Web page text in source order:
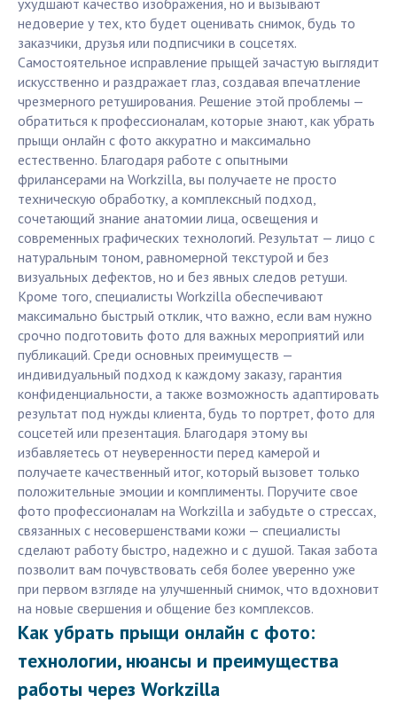
ухудшают качество изображения, но и вызывают
недоверие у тех, кто будет оценивать снимок, будь то
заказчики, друзья или подписчики в соцсетях.
Самостоятельное исправление прыщей зачастую выглядит
искусственно и раздражает глаз, создавая впечатление
чрезмерного ретуширования. Решение этой проблемы —
обратиться к профессионалам, которые знают, как убрать
прыщи онлайн с фото аккуратно и максимально
естественно. Благодаря работе с опытными
фрилансерами на Workzilla, вы получаете не просто
техническую обработку, а комплексный подход,
сочетающий знание анатомии лица, освещения и
современных графических технологий. Результат — лицо с
натуральным тоном, равномерной текстурой и без
визуальных дефектов, но и без явных следов ретуши.
Кроме того, специалисты Workzilla обеспечивают
максимально быстрый отклик, что важно, если вам нужно
срочно подготовить фото для важных мероприятий или
публикаций. Среди основных преимуществ —
индивидуальный подход к каждому заказу, гарантия
конфиденциальности, а также возможность адаптировать
результат под нужды клиента, будь то портрет, фото для
соцсетей или презентация. Благодаря этому вы
избавляетесь от неуверенности перед камерой и
получаете качественный итог, который вызовет только
положительные эмоции и комплименты. Поручите свое
фото профессионалам на Workzilla и забудьте о стрессах,
связанных с несовершенствами кожи — специалисты
сделают работу быстро, надежно и с душой. Такая забота
позволит вам почувствовать себя более уверенно уже
при первом взгляде на улучшенный снимок, что вдохновит
на новые свершения и общение без комплексов.
Как убрать прыщи онлайн с фото:
технологии, нюансы и преимущества
работы через Workzilla